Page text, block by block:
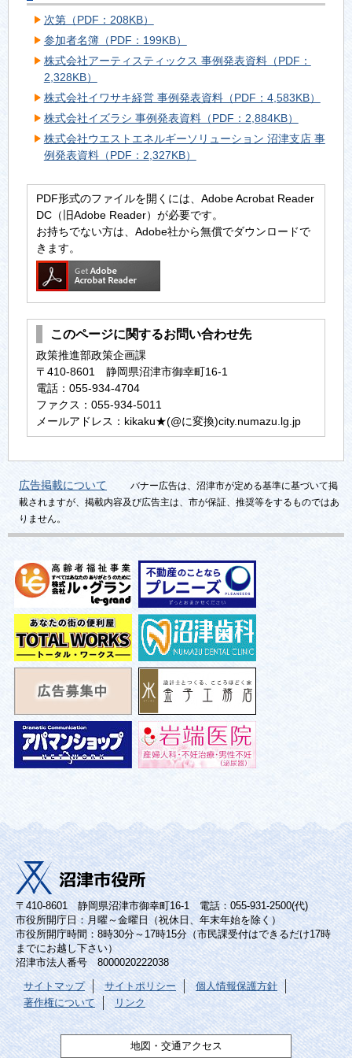
次第（PDF：208KB）
参加者名簿（PDF：199KB）
株式会社アーティスティックス 事例発表資料（PDF：
2,328KB）
株式会社イワサキ経営 事例発表資料（PDF：4,583KB）
株式会社イズラシ 事例発表資料（PDF：2,884KB）
株式会社ウエストエネルギーソリューション 沼津支店 事
例発表資料（PDF：2,327KB）
PDF形式のファイルを開くには、Adobe Acrobat Reader
DC（旧Adobe Reader）が必要です。
お持ちでない方は、Adobe社から無償でダウンロードで
きます。
このページに関するお問い合わせ先
政策推進部政策企画課
〒410-8601 静岡県沼津市御幸町16-1
電話：055-934-4704
ファクス：055-934-5011
メールアドレス：kikaku★(@に変換)city.numazu.lg.jp
広告掲載について
バナー広告は、沼津市が定める基準に基づいて掲
載されますが、掲載内容及び広告主は、市が保証、推奨等をするものではあ
りません。
〒410-8601 静岡県沼津市御幸町16-1 電話：055-931-2500(代)
市役所開庁日：月曜～金曜日（祝休日、年末年始を除く）
市役所開庁時間：8時30分～17時15分（市民課受付はできるだけ17時
までにお越し下さい）
沼津市法人番号 8000020222038
サイトマップ サイトポリシー
個人情報保護方針
著作権について
リンク
地図・交通アクセス